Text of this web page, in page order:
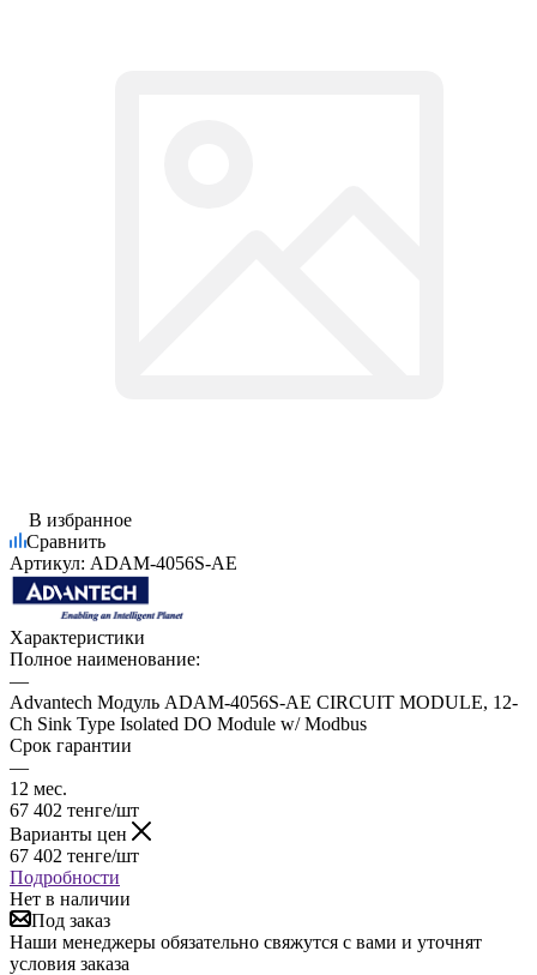
В избранное
Сравнить
Артикул: ADAM-4056S-AE
Характеристики
Полное наименование:
—
Advantech Модуль ADAM-4056S-AE CIRCUIT MODULE, 12-
Ch Sink Type Isolated DO Module w/ Modbus
Срок гарантии
—
12 мес.
67 402 тенге/шт
Варианты цен
67 402 тенге/шт
Подробности
Нет в наличии
Под заказ
Наши менеджеры обязательно свяжутся с вами и уточнят
условия заказа